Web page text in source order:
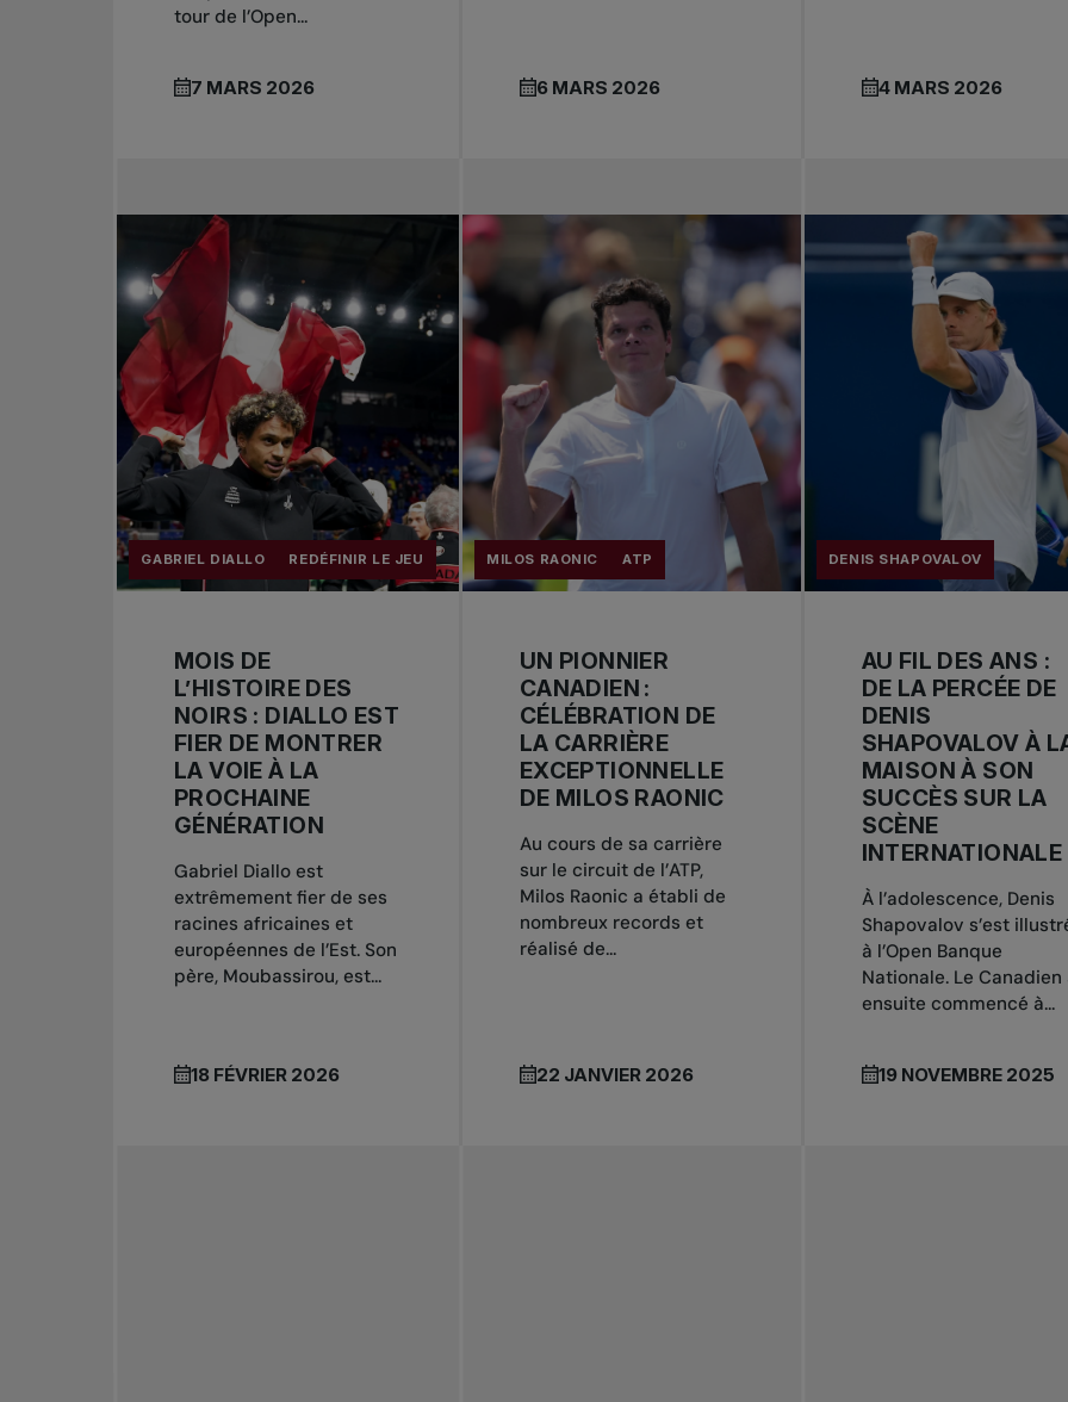
tour de l’Open...
7 MARS 2026 6 MARS 2026 4 MARS 2026
GABRIEL DIALLO REDÉFINIR LE JEU
MOIS DE
L’HISTOIRE DES
NOIRS : DIALLO EST
FIER DE MONTRER
LA VOIE À LA
PROCHAINE
GÉNÉRATION
Gabriel Diallo est
extrêmement fier de ses
racines africaines et
européennes de l’Est. Son
père, Moubassirou, est...
18 FÉVRIER 2026
MILOS RAONIC ATP
UN PIONNIER
CANADIEN :
CÉLÉBRATION DE
LA CARRIÈRE
EXCEPTIONNELLE
DE MILOS RAONIC
Au cours de sa carrière
sur le circuit de l’ATP,
Milos Raonic a établi de
nombreux records et
réalisé de...
22 JANVIER 2026
DENIS SHAPOVALOV
AU FIL DES ANS :
DE LA PERCÉE DE
DENIS
SHAPOVALOV À
MAISON À SON
SUCCÈS SUR LA
SCÈNE
INTERNATIONALE
À l’adolescence, Denis
Shapovalov s’est
à l’Open Banque
Nationale. Le Canadien
ensuite commencé à...
19 NOVEMBRE 2025